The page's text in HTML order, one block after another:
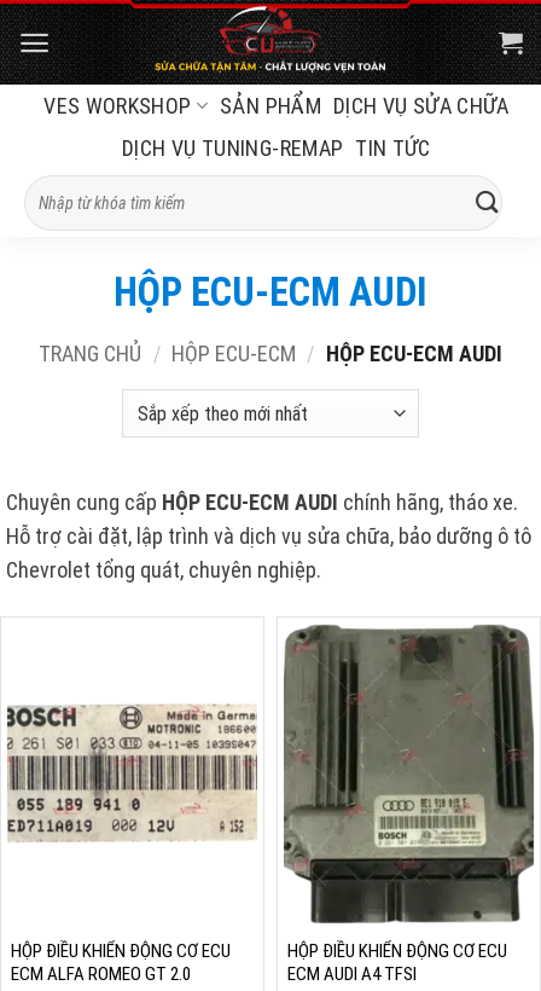
Bỏ
qua
nội
VES WORKSHOP SẢN PHẨM DỊCH VỤ SỬA CHỮA
DỊCH VỤ TUNING-REMAP TIN TỨC
Tìm
kiếm:
HỘP ECU-ECM AUDI
TRANG CHỦ / HỘP ECU-ECM / HỘP ECU-ECM AUDI
Chuyên cung cấp HỘP ECU-ECM AUDI chính hãng, tháo xe.
Hỗ trợ cài đặt, lập trình và dịch vụ sửa chữa, bảo dưỡng ô tô
Chevrolet tổng quát, chuyên nghiệp.
HỘP ĐIỀU KHIỂN ĐỘNG CƠ ECU
ECM ALFA ROMEO GT 2.0
HỘP ĐIỀU KHIỂN ĐỘNG CƠ ECU
ECM AUDI A4 TFSI